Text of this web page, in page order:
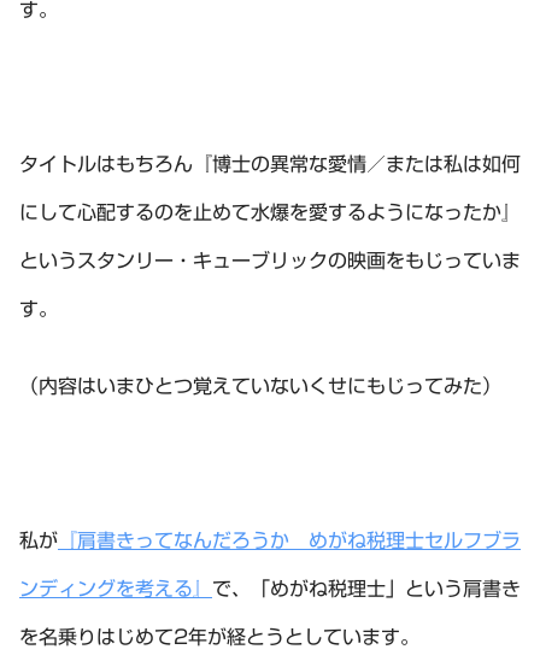
す。
タイトルはもちろん『博士の異常な愛情／または私は如何
にして心配するのを止めて水爆を愛するようになったか』
というスタンリー・キューブリックの映画をもじっていま
す。
（内容はいまひとつ覚えていないくせにもじってみた）
私が 『肩書きってなんだろうか めがね税理士セルフブラ
ンディングを考える』 で、「めがね税理士」という肩書き
を名乗りはじめて2年が経とうとしています。